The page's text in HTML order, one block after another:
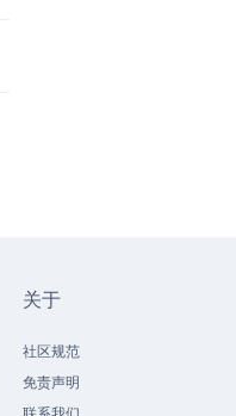
关于
社区规范
免责声明
联系我们